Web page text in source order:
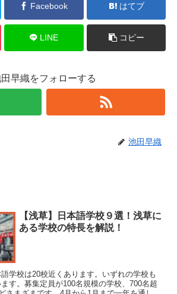
Facebook はてブ
LINE コピー
早織をフォローする
池田早織
【浅草】日本語学校９選！浅草に
ある学校の特長を解説！
学校は20校近くあります。いずれの学校も
す。募集定員が100名規模の学校、700名超